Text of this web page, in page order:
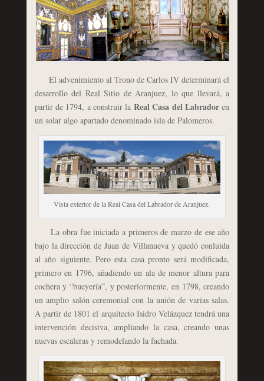
El advenimiento al Trono de Carlos IV determinará el
desarrollo del Real Sitio de Aranjuez, lo que llevará, a
partir de 1794, a construir la Real Casa del Labradoren
un solar algo apartado denominado isla de Palomeros.
Vista exterior de la Real Casa del Labrador de Aranjuez.
La obra fue iniciada a primeros de marzo de ese año
bajo la dirección de Juan de Villanueva y quedó conluida
al año siguiente. Pero esta casa pronto será modificada,
primero en 1796, añadiendo un ala de menor altura para
cochera y “bueyería”, y posteriormente, en 1798, creando
un amplio salón ceremonial con la unión de varias salas.
A partir de 1801 el arquitecto Isidro Velázquez tendrá una
intervención decisiva, ampliando la casa, creando unas
nuevas escaleras y remodelando la fachada.